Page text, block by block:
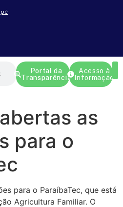
Portal da
Transparência
Acesso à
Informação
as
para o
para o ParaíbaTec, que está
Agricultura Familiar. O